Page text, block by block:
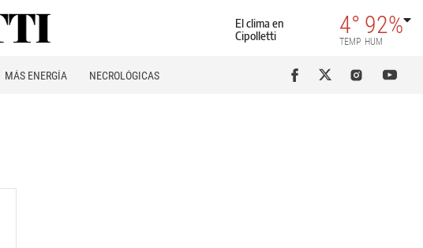
El clima en
Cipolletti
4°
TEMP
92%
HUM
MÁS ENERGÍA NECROLÓGICAS